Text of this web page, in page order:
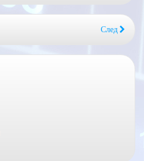
След